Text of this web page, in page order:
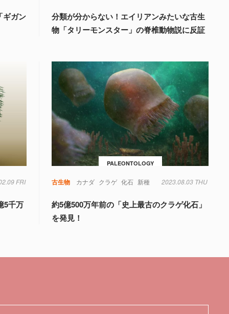
ギガン
分類が分からない！エイリアンみたいな古生
物「タリーモンスター」の脊椎動物説に反証
FRI
5千万
PALEONTOLOGY
古生物 カナダ クラゲ 化石 新種 2023.08.03 THU
約5億500万年前の「史上最古のクラゲ化石」
を発見！